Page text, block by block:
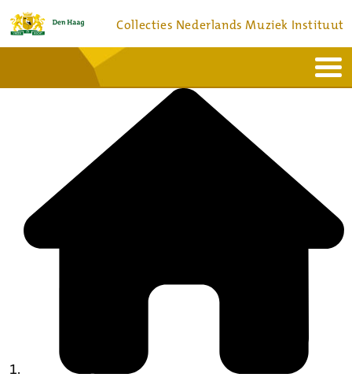
Collecties Nederlands Muziek Instituut
Bronnen en collecties